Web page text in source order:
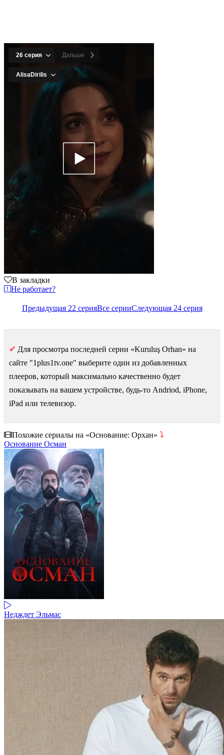
В закладки
Не работает?
Предыдущая 22 серияВсе серииСледующая 24 серия
✔ Для просмотра последней серии «Kuruluş Orhan» на
сайте "1plus1tv.one" выберите один из добавленных
плееров, который максимально качественно будет
показывать на вашем устройстве, будь-то Andriod, iPhone,
iPad или телевизор.
Похожие сериалы на «Основание: Орхан» ⤵
Основание Осман
Недждет Эльмас